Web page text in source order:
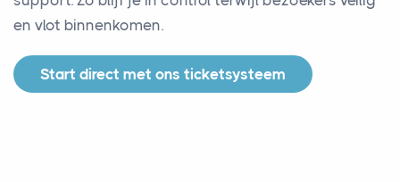
en vlot binnenkomen.
Start direct met ons ticketsysteem